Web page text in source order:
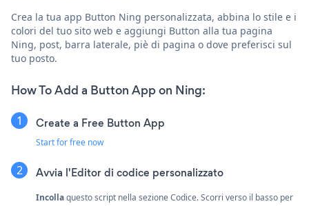
Crea la tua app Button Ning personalizzata, abbina lo stile e i
colori del tuo sito web e aggiungi Button alla tua pagina
Ning, post, barra laterale, piè di pagina o dove preferisci sul
tuo posto.
How To Add a Button App on Ning:
Create a Free Button App
Start for free now
Avvia l'Editor di codice personalizzato
Incollaquesto script nella sezione Codice. Scorri verso il basso per